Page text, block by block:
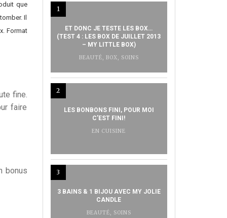
que
Il
Format
fine.
faire
bonus
1
ET DONC JE TESTE LES BOX…
(TEST 4 : LES BOX DE JUILLET 2013
– MY LITTLE BOX)
BEAUTÉ, BOX, SOINS
2
LES BONBONS FINI, POUR MOI
C’EST FINI!
EN CUISINE
3
3 BAINS & 1 BIJOU AVEC MY JOLIE
CANDLE
BEAUTÉ, SOINS